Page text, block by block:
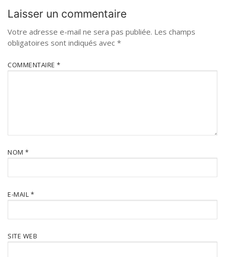
Laisser un commentaire
Votre adresse e-mail ne sera pas publiée. Les champs
obligatoires sont indiqués avec *
COMMENTAIRE *
NOM *
E-MAIL *
SITE WEB